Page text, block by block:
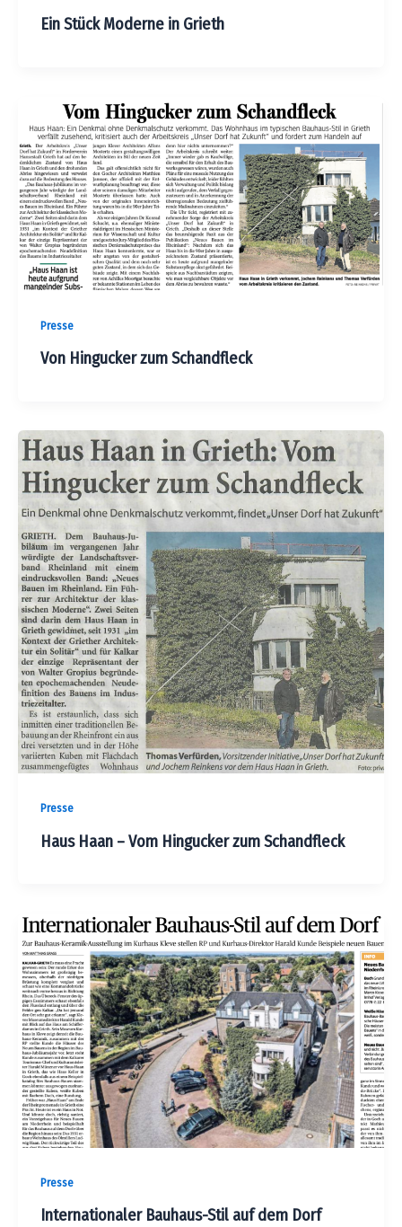
Ein Stück Moderne in Grieth
Presse
Von Hingucker zum Schandfleck
Presse
Haus Haan – Vom Hingucker zum Schandfleck
Presse
Internationaler Bauhaus-Stil auf dem Dorf